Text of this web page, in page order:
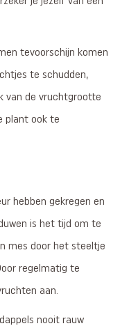
tevoorschijn komen
te schudden,
van de vruchtgrootte
plant ook te
hebben gekregen en
is het tijd om te
mes door het steeltje
regelmatig te
aan.
nooit rauw